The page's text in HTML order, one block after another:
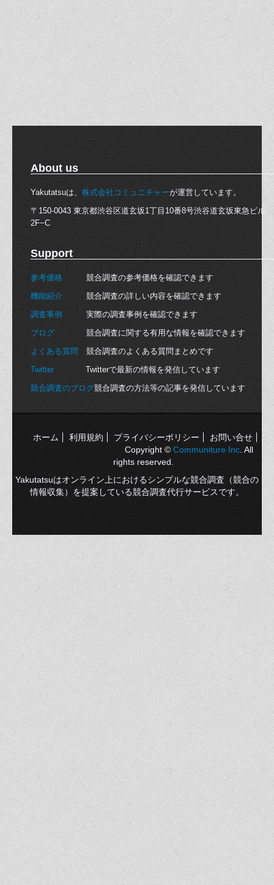
About us
Yakutatsuは、 株式会社コミュニチャーが運営しています。
〒150-0043 東京都渋谷区道玄坂1丁目10番8号渋谷道玄坂東急ビル
2F−C
Support
参考価格 競合調査の参考価格を確認できます
機能紹介 競合調査の詳しい内容を確認できます
調査事例 実際の調査事例を確認できます
ブログ 競合調査に関する有用な情報を確認できます
よくある質問 競合調査のよくある質問まとめです
TwitterTwitterで最新の情報を発信しています
競合調査のブログ競合調査の方法等の記事を発信しています
ホーム 利用規約 プライバシーポリシー
お問い合せ
Copyright © Communiture Inc . All
rights reserved.
Yakutatsuはオンライン上におけるシンプルな競合調査（競合の
情報収集）を提案している競合調査代行サービスです。